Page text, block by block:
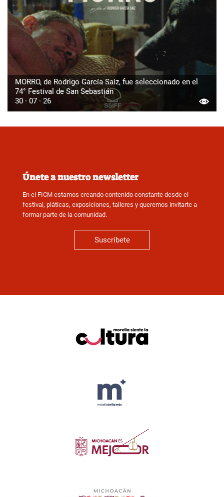
MORRO, de Rodrigo García Saiz, fue seleccionado en el
74° Festival de San Sebastián
30 · 07 · 26
Únete a nuestro newsletter
En el FICM estamos creando contenido constante desde el
festival, pláticas, exposiciones, talleres y queremos invitarte a
formar parte de la comunidad.
Suscríbete